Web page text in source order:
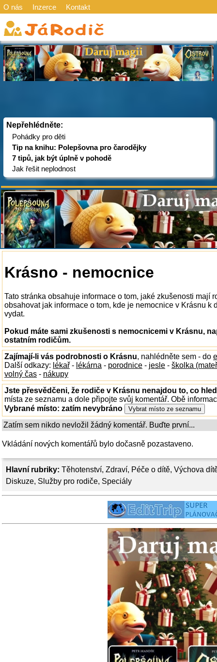
O nás Inzerce Kontakt
Nepřehlédněte:
Pohádky pro děti
Tip na knihu: Polepšovna pro čarodějky
7 tipů, jak být úplně v pohodě
Jak řešit neplodnost
Hlavní rubriky: Těhotenství, Zdraví, Péče o dítě, Výchova
Diskuze, Služby pro rodiče, Speciály
Krásno - nemocnice
Tato stránka obsahuje informace o tom, jaké zkušenosti mají
obsahovat jak informace o tom, kde je nemocnice v Krásnu k
vydat.
Pokud máte sami zkušenosti s nemocnicemi v Krásnu,
ostatním rodičům.
Zajímají-li vás podrobnosti o Krásnu, nahlédněte sem - do
Další odkazy: lékař - lékárna - porodnice - jesle - školka
volný čas - nákupy
Jste přesvědčeni, že rodiče v Krásnu nenajdou to, co
místa ze seznamu a dole připojte svůj komentář. Obě
Vybrané místo: zatím nevybráno
Zatím sem nikdo nevložil žádný komentář. Buďte první...
Vkládání nových komentářů bylo dočasně pozastaveno.